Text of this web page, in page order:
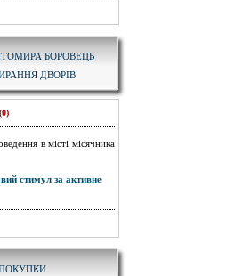
БОРОВЕЦЬ
ДВОРІВ
в місті місячника